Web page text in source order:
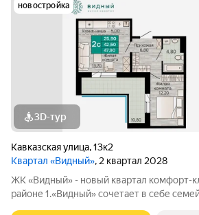
новостройка
3D-тур
Кавказская улица,13к2
Квартал «Видный», 2 квартал 2028
ЖК «Видный» - новый квартал комфорт-
районе 1.«Видный» сочетает в себе